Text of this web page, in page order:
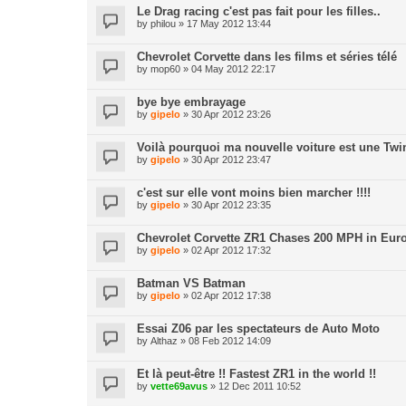
Le Drag racing c'est pas fait pour les filles..
by philou » 17 May 2012 13:44
Chevrolet Corvette dans les films et séries télé
by mop60 » 04 May 2012 22:17
bye bye embrayage
by gipelo » 30 Apr 2012 23:26
Voilà pourquoi ma nouvelle voiture est une
by gipelo » 30 Apr 2012 23:47
c'est sur elle vont moins bien marcher !!!!
by gipelo » 30 Apr 2012 23:35
Chevrolet Corvette ZR1 Chases 200 MPH in
by gipelo » 02 Apr 2012 17:32
Batman VS Batman
by gipelo » 02 Apr 2012 17:38
Essai Z06 par les spectateurs de Auto Moto
by Althaz » 08 Feb 2012 14:09
Et là peut-être !! Fastest ZR1 in the world !!
by vette69avus » 12 Dec 2011 10:52